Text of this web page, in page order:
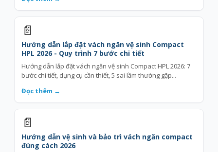
📄
Hướng dẫn lắp đặt vách ngăn vệ sinh Compact
HPL 2026 - Quy trình 7 bước chi tiết
Hướng dẫn lắp đặt vách ngăn vệ sinh Compact HPL 2026: 7
bước chi tiết, dụng cụ cần thiết, 5 sai lầm thường gặp...
Đọc thêm →
📄
Hướng dẫn vệ sinh và bảo trì vách ngăn compact
đúng cách 2026